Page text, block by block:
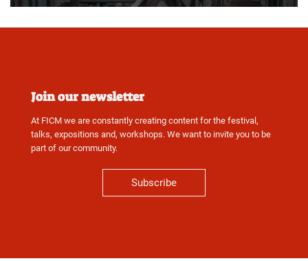
Join our newsletter
At FICM we are constantly creating content for the festival,
talks, expositions and, workshops. We want to invite you to be
part of our community.
Subscribe